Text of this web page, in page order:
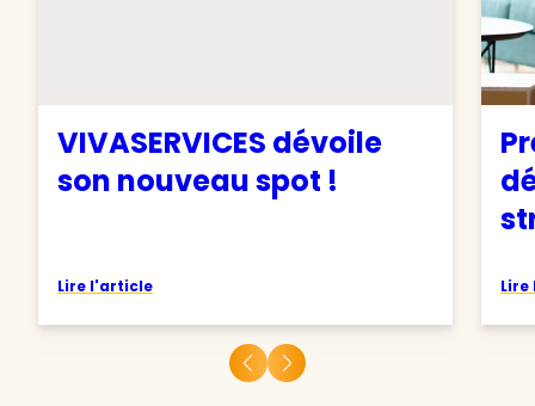
VIVASERVICES dévoile
son nouveau spot !
Lire l'article